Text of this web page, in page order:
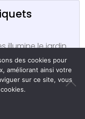
illumine le jardin
une
des cookies pour
améliorant ainsi votre
sur ce site, vous